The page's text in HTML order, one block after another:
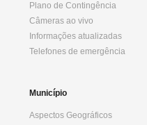
Plano de Contingência
Câmeras ao vivo
Informações atualizadas
Telefones de emergência
Município
Aspectos Geográficos